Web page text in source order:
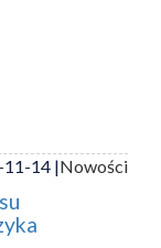
14 |Nowości